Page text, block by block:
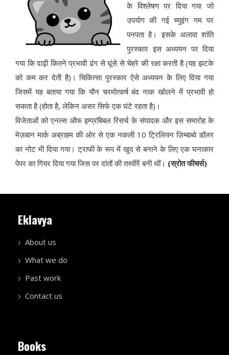
के विश्लेषण पर दिया गया जो
उपयोग की गई च्युइंग गम पर
पनपता है। इसके अलावा शांति
पुरस्कार इस अध्ययन पर दिया
गया कि दाढ़ी कितने प्रभावी ढंग से घूंसे से चेहरे की रक्षा करती है (यह झटके
को कम कर देती है)। चिकित्सा पुरस्कार ऐसे अध्ययन के लिए दिया गया
जिसमें यह बताया गया कि यौन चरमोत्कर्ष बंद नाक खोलने में प्रभावी हो
सकता है (होता है, लेकिन असर सिर्फ एक घंटे रहता है)।
विजेताओं को एनल्स ऑफ इम्प्रॉबेबल रिसर्च के संपादक और इस समारोह के
मेज़बान मार्क अब्राहम की ओर से एक नकली 10 ट्रिलियन ज़िम्बाब्वे डॉलर
का नोट भी दिया गया। ट्राफी के रूप में खुद से बनाने के लिए एक घनाकार
पेपर का गियर दिया गया जिस पर दांतों की तस्वीरें बनी थीं। (स्रोत फीचर्स)
Eklavya
About us
What we do
Past work
Contact us
Books